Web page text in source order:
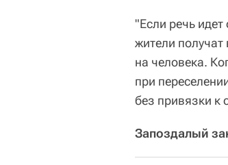
"Если речь
жители
на человека.
при
без привязки
Запоздалый